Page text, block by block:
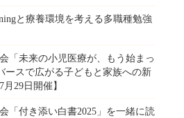
と療養環境を考える多職種勉強
「未来の小児医療が、もう始まっ
ースで広がる子どもと家族への新
29日開催】
「付き添い白書2025」を一緒に読